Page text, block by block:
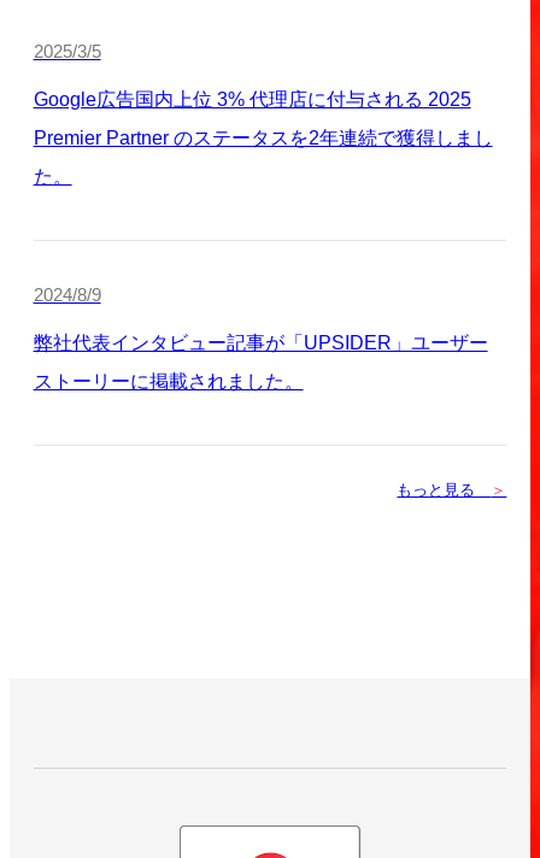
2025/3/5
Google広告国内上位 3% 代理店に付与される 2025
Premier Partner のステータスを2年連続で獲得しまし
た。
2024/8/9
弊社代表インタビュー記事が「UPSIDER」ユーザー
ストーリーに掲載されました。
もっと見る ＞